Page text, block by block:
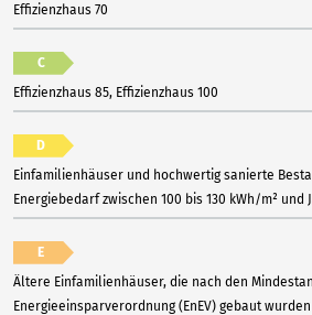
Effizienzhaus 70
C
Effizienzhaus 85, Effizienzhaus 100
D
Einfamilienhäuser und hochwertig sanierte
Energiebedarf zwischen 100 bis 130 kWh/m² und
E
Ältere Einfamilienhäuser, die nach den
Energieeinsparverordnung (EnEV) gebaut wurden